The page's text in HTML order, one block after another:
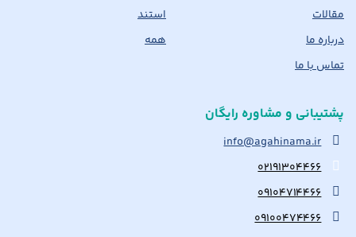
مقالات
درباره ما
تماس با ما
استند
همه
پشتیبانی و مشاوره رایگان
info@agahinama.ir
۰۲۱۹۱۳۰۴۴۶۶
۰۹۱۰۴۷۱۴۴۶۶
۰۹۱۰۰۴۷۴۴۶۶